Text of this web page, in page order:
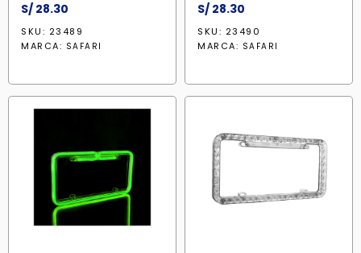
S/ 28.30
SKU: 23489
MARCA: SAFARI
S/ 28.30
SKU: 23490
MARCA: SAFARI